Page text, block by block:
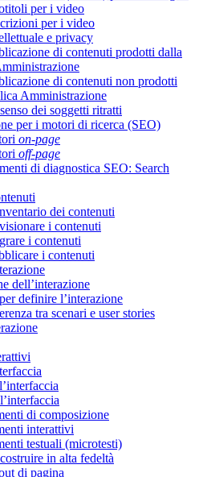
per i video
per i video
e privacy
di contenuti prodotti dalla
di contenuti non prodotti
Amministrazione
dei soggetti ritratti
per i motori di ricerca (SEO)
on-page
off-page
di diagnostica SEO: Search
dei contenuti
i contenuti
i contenuti
i contenuti
dell’interazione
definire l’interazione
tra scenari e user stories
di composizione
interattivi
testuali (microtesti)
in alta fedeltà
di pagina